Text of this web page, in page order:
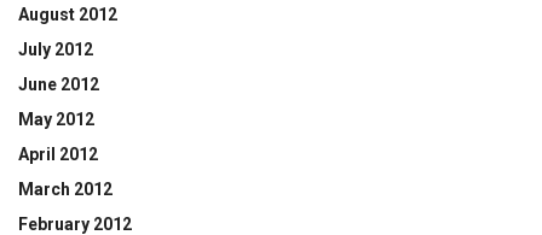
August 2012
July 2012
June 2012
May 2012
April 2012
March 2012
February 2012